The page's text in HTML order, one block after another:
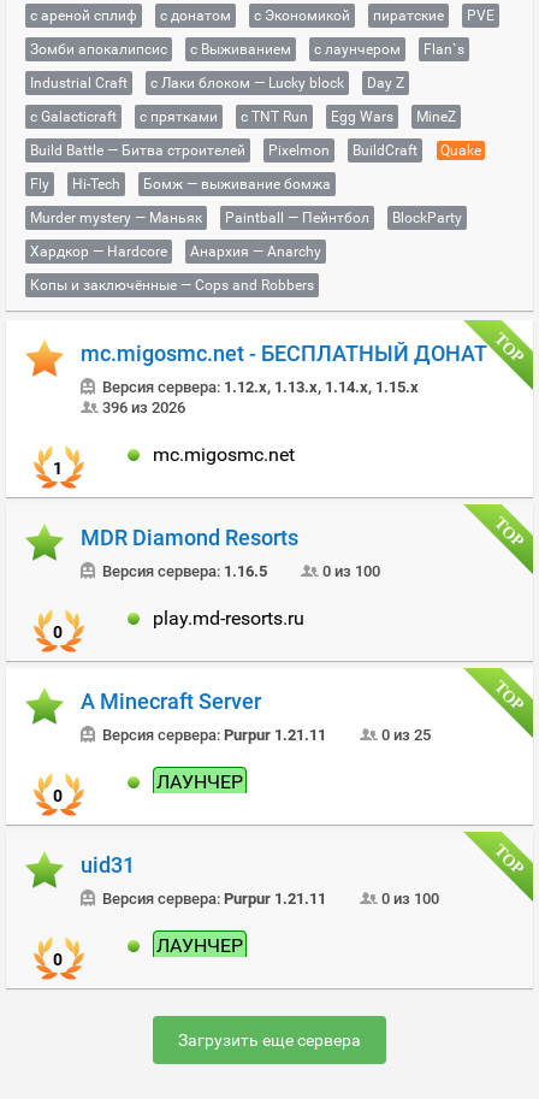
с ареной сплиф
с донатом с Экономикой пиратские
PVE
Зомби апокалипсис
с Выживанием с лаунчером
Flan`s
Industrial Craft
с Лаки блоком — Lucky block
Day Z
с Galacticraft
с прятками с TNT Run Egg Wars
MineZ
Build Battle — Битва строителей
Pixelmon BuildCraft
Quake
Fly
Hi-Tech
Бомж — выживание бомжа
Murder mystery — Маньяк
Paintball — Пейнтбол
BlockParty
Хардкор — Hardcore
Анархия — Anarchy
Копы и заключённые — Cops and Robbers
mc.migosmc.net - БЕСПЛАТНЫЙ ДОНАТ
Версия сервера: 1.12.x, 1.13.x, 1.14.x, 1.15.x
396 из 2026
1
mc.migosmc.net
MDR Diamond Resorts
Версия сервера: 1.16.5 0 из 100
0
play.md-resorts.ru
A Minecraft Server
Версия сервера: Purpur 1.21.11 0 из 25
0
ЛАУНЧЕР
uid31
Версия сервера: Purpur 1.21.11 0 из 100
0
ЛАУНЧЕР
Загрузить еще сервера